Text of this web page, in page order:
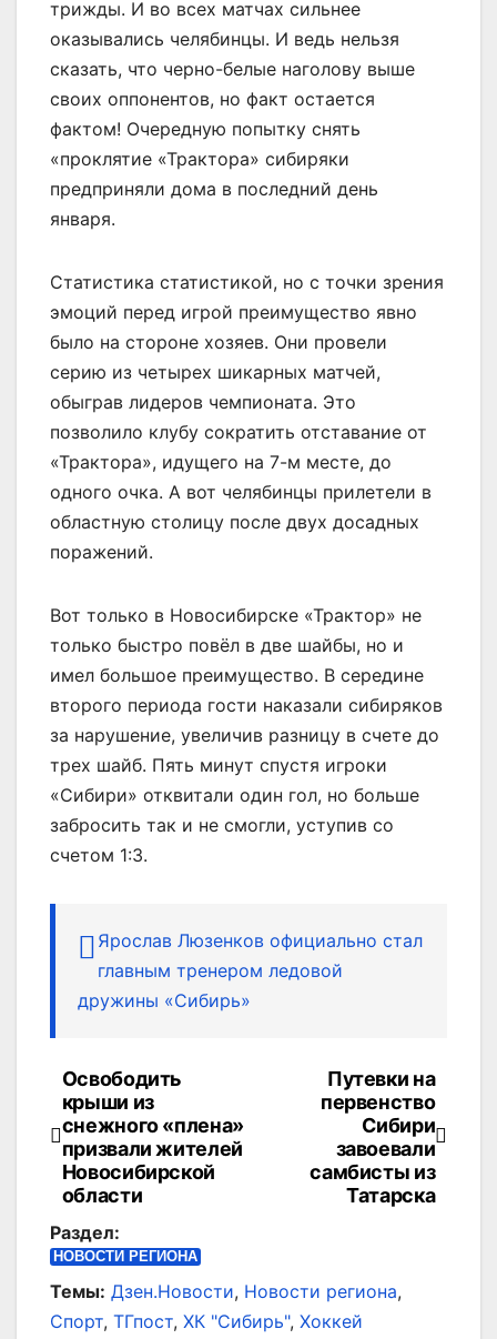
трижды. И во всех матчах сильнее
оказывались челябинцы. И ведь нельзя
сказать, что черно-белые наголову выше
своих оппонентов, но факт остается
фактом! Очередную попытку снять
«проклятие «Трактора» сибиряки
предприняли дома в последний день
января.
Статистика статистикой, но с точки зрения
эмоций перед игрой преимущество явно
было на стороне хозяев. Они провели
серию из четырех шикарных матчей,
обыграв лидеров чемпионата. Это
позволило клубу сократить отставание от
«Трактора», идущего на 7-м месте, до
одного очка. А вот челябинцы прилетели в
областную столицу после двух досадных
поражений.
Вот только в Новосибирске «Трактор» не
только быстро повёл в две шайбы, но и
имел большое преимущество. В середине
второго периода гости наказали сибиряков
за нарушение, увеличив разницу в счете до
трех шайб. Пять минут спустя игроки
«Сибири» отквитали один гол, но больше
забросить так и не смогли, уступив со
счетом 1:3.
Ярослав Люзенков официально стал
главным тренером ледовой
дружины «Сибирь»
Навигация
по
записям
Путевки на
первенство
Сибири
завоевали
самбисты из
Татарска
Освободить
крыши из
снежного «плена»
призвали жителей
Новосибирской
области
Раздел:
НОВОСТИ РЕГИОНА
Темы: Дзен.Новости, Новости региона,
Спорт, ТГпост, ХК "Сибирь", Хоккей